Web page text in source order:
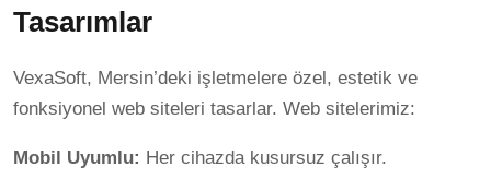
Tasarımlar
VexaSoft, Mersin’deki işletmelere özel, estetik ve
fonksiyonel web siteleri tasarlar. Web sitelerimiz:
Mobil Uyumlu: Her cihazda kusursuz çalışır.